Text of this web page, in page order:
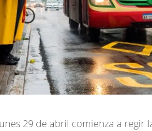
29 de abril comienza a